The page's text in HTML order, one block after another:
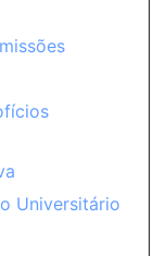
Universitário